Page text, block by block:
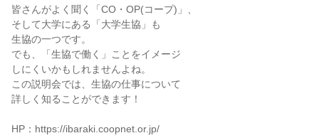
皆さんがよく聞く「CO・OP(コープ)」、
そして大学にある「大学生協」も
生協の一つです。
でも、「生協で働く」ことをイメージ
しにくいかもしれませんよね。
この説明会では、生協の仕事について
詳しく知ることができます！
HP：https://ibaraki.coopnet.or.jp/